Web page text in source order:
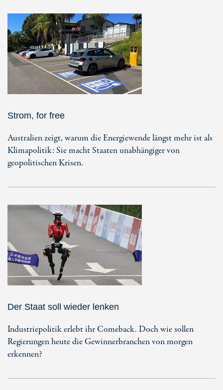
Strom, for free
Australien zeigt, warum die Energiewende längst mehr ist als
Klimapolitik: Sie macht Staaten unabhängiger von
geopolitischen Krisen.
Der Staat soll wieder lenken
Industriepolitik erlebt ihr Comeback. Doch wie sollen
Regierungen heute die Gewinnerbranchen von morgen
erkennen?